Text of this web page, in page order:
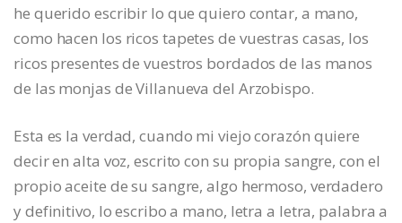
he querido escribir lo que quiero contar, a mano,
como hacen los ricos tapetes de vuestras casas, los
ricos presentes de vuestros bordados de las manos
de las monjas de Villanueva del Arzobispo.
Esta es la verdad, cuando mi viejo corazón quiere
decir en alta voz, escrito con su propia sangre, con el
propio aceite de su sangre, algo hermoso, verdadero
y definitivo, lo escribo a mano, letra a letra, palabra a